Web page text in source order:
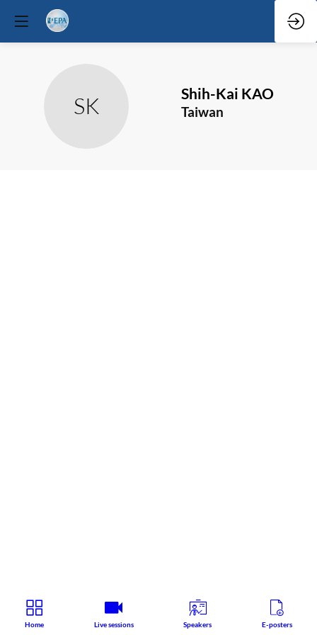
SK Shih-Kai KAO
Taiwan
Home Live sessions Speakers E-posters